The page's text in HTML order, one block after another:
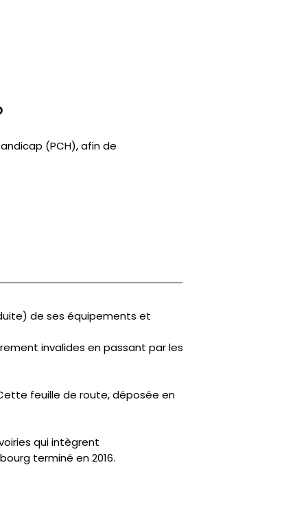
(PCH), afin de
de ses équipements et
invalides en passant par les
feuille de route, déposée en
qui intègrent
terminé en 2016.